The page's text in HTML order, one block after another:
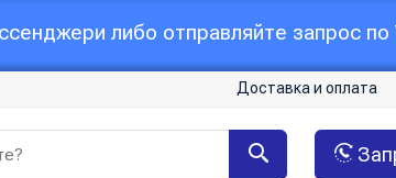
либо отправляйте запрос по
Доставка и оплата